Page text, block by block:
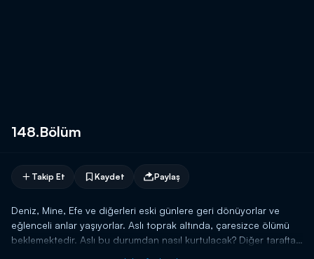
148.Bölüm
Takip Et Kaydet Paylaş
Deniz, Mine, Efe ve diğerleri eski günlere geri dönüyorlar ve
eğlenceli anlar yaşıyorlar. Aslı toprak altında, çaresizce ölümü
beklemektedir. Aslı bu durumdan nasıl kurtulacak? Diğer tarafta